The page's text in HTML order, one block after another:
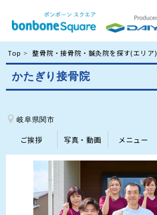
Top 整骨院・接骨院・鍼灸院を探す(エリア)
かたぎり接骨院
岐阜県関市
ご挨拶 写真・動画 メニュー